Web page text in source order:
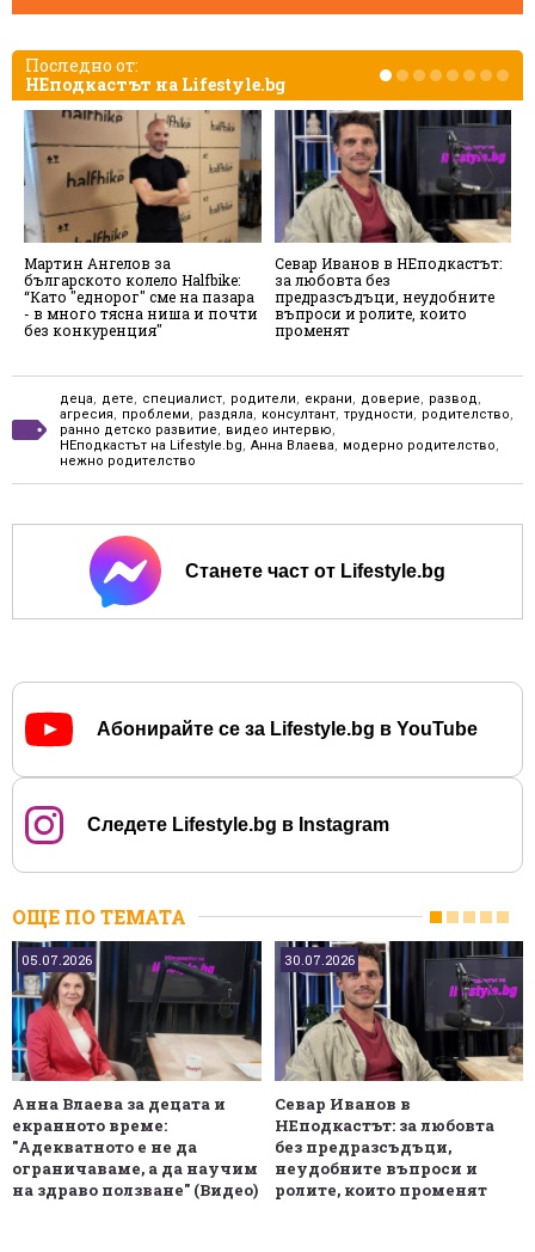
Последно от:
НЕподкастът на Lifestyle.bg
Мартин Ангелов за
българското колело Halfbike:
“Като "еднорог" сме на пазара
- в много тясна ниша и почти
без конкуренция"
Севар Иванов в НЕподкастът:
за любовта без
предразсъдъци, неудобните
въпроси и ролите, които
променят
деца, дете, специалист, родители, екрани, доверие, развод,
агресия, проблеми, раздяла, консултант, трудности, родителство,
ранно детско развитие, видео интервю,
НЕподкастът на Lifestyle.bg, Анна Влаева, модерно родителство,
нежно родителство
Станете част от Lifestyle.bg
Абонирайте се за Lifestyle.bg в YouTube
Следете Lifestyle.bg в Instagram
ОЩЕ ПО ТЕМАТА
05.07.2026
Анна Влаева за децата и
екранното време:
"Адекватното е не да
ограничаваме, а да научим
на здраво ползване" (Видео)
30.07.2026
Севар Иванов в
НЕподкастът: за любовта
без предразсъдъци,
неудобните въпроси и
ролите, които променят